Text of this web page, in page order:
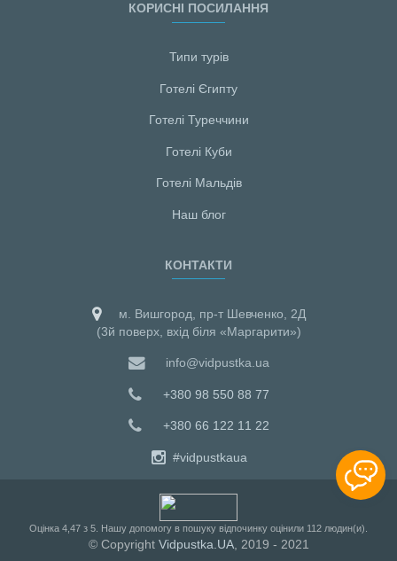
КОРИСНІ ПОСИЛАННЯ
Типи турів
Готелі Єгипту
Готелі Туреччини
Готелі Куби
Готелі Мальдiв
Наш блог
КОНТАКТИ
м. Вишгород, пр-т Шевченко, 2Д
(3й поверх, вхід біля «Маргарити»)
info@vidpustka.ua
+380 98 550 88 77
+380 66 122 11 22
#vidpustkaua
Оцiнка 4,47 з 5 . Нашу допомогу в пошуку відпочинку оцінили 112 людин(и).
© Copyright Vidpustka.UA, 2019 - 2021